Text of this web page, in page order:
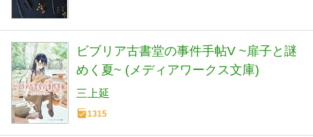
ビブリア古書堂の事件手帖V ~扉子と謎
めく夏~ (メディアワークス文庫)
三上延
1315